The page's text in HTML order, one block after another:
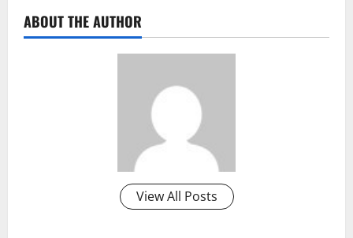
ABOUT THE AUTHOR
View All Posts